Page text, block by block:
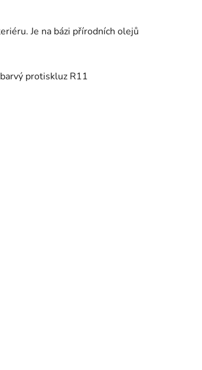
Je na bázi přírodních olejů
protiskluz R11